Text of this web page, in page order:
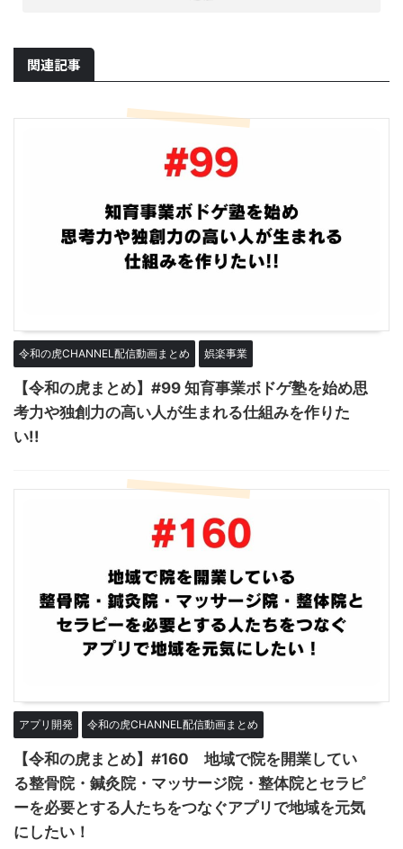
関連記事
令和の虎CHANNEL配信動画まとめ 娯楽事業
【令和の虎まとめ】#99 知育事業ボドゲ塾を始め思
考力や独創力の高い人が生まれる仕組みを作りた
い!!
アプリ開発 令和の虎CHANNEL配信動画まとめ
【令和の虎まとめ】#160 地域で院を開業してい
る整骨院・鍼灸院・マッサージ院・整体院とセラピ
ーを必要とする人たちをつなぐアプリで地域を元気
にしたい！